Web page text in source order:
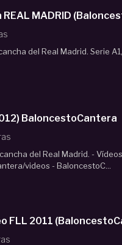
MADRID
del Real Madrid. Serie A1,
BaloncestoCantera
del Real Madrid. - Vídeos
videos - BaloncestoC...
1º año. Torneo FLL 2011